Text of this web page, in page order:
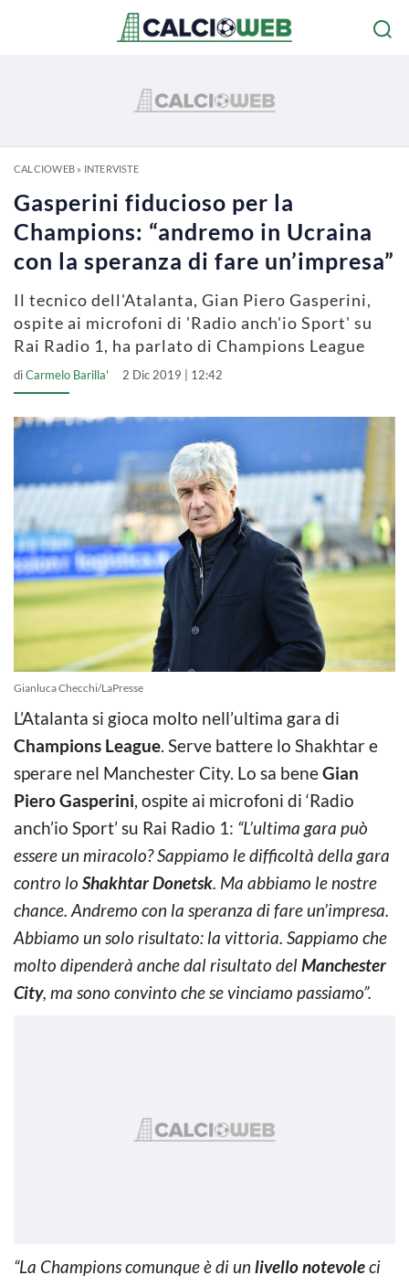
CALCIOWEB» INTERVISTE
Gasperini fiducioso per la
Champions: “andremo in Ucraina
con la speranza di fare un’impresa”
Il tecnico dell'Atalanta, Gian Piero Gasperini,
ospite ai microfoni di 'Radio anch'io Sport' su
Rai Radio 1, ha parlato di Champions League
diCarmelo Barilla' 2 Dic 2019 | 12:42
Gianluca Checchi/LaPresse
L’Atalanta si gioca molto nell’ultima gara di
Champions League. Serve battere lo Shakhtar e
sperare nel Manchester City. Lo sa beneGian
Piero Gasperini, ospite ai microfoni di ‘Radio
anch’io Sport’ su Rai Radio 1: “L’ultima gara può
essere un miracolo? Sappiamo le difficoltà della gara
contro lo Shakhtar Donetsk. Ma abbiamo le nostre
chance. Andremo con la speranza di fare un’impresa.
Abbiamo un solo risultato: la vittoria. Sappiamo che
molto dipenderà anche dal risultato delManchester
City, ma sono convinto che se vinciamo passiamo”.
“La Champions comunque è di un livello notevoleci